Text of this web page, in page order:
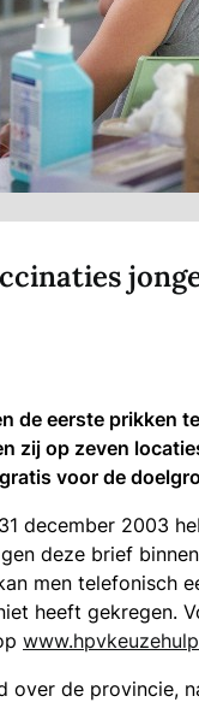
de eerste prikken
zij op zeven
voor de
december 2003
deze brief
men telefonisch
heeft gekregen.
de provincie,